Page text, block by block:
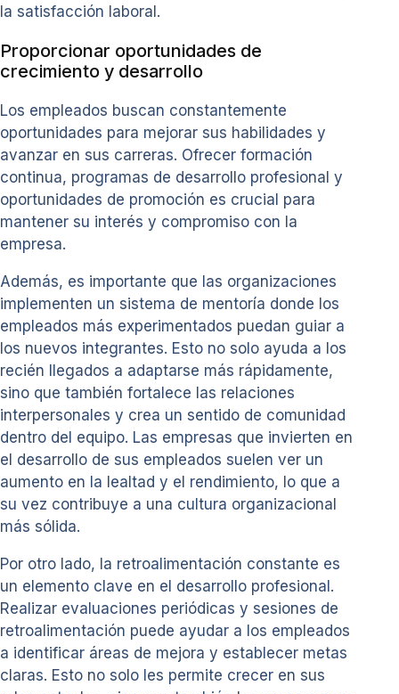
la satisfacción laboral.
Proporcionar oportunidades de
crecimiento y desarrollo
Los empleados buscan constantemente
oportunidades para mejorar sus habilidades y
avanzar en sus carreras. Ofrecer formación
continua, programas de desarrollo profesional y
oportunidades de promoción es crucial para
mantener su interés y compromiso con la
empresa.
Además, es importante que las organizaciones
implementen un sistema de mentoría donde los
empleados más experimentados puedan guiar a
los nuevos integrantes. Esto no solo ayuda a los
recién llegados a adaptarse más rápidamente,
sino que también fortalece las relaciones
interpersonales y crea un sentido de comunidad
dentro del equipo. Las empresas que invierten en
el desarrollo de sus empleados suelen ver un
aumento en la lealtad y el rendimiento, lo que a
su vez contribuye a una cultura organizacional
más sólida.
Por otro lado, la retroalimentación constante es
un elemento clave en el desarrollo profesional.
Realizar evaluaciones periódicas y sesiones de
retroalimentación puede ayudar a los empleados
a identificar áreas de mejora y establecer metas
claras. Esto no solo les permite crecer en sus